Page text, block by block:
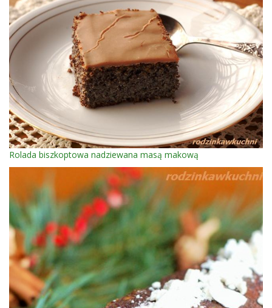
Rolada biszkoptowa nadziewana masą makową